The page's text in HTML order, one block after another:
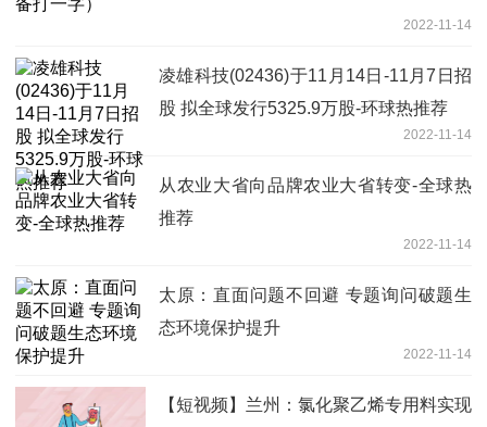
2022-11-14
凌雄科技(02436)于11月14日-11月7日招
股 拟全球发行5325.9万股-环球热推荐
2022-11-14
从农业大省向品牌农业大省转变-全球热
推荐
2022-11-14
太原：直面问题不回避 专题询问破题生
态环境保护提升
2022-11-14
【短视频】兰州：氯化聚乙烯专用料实现